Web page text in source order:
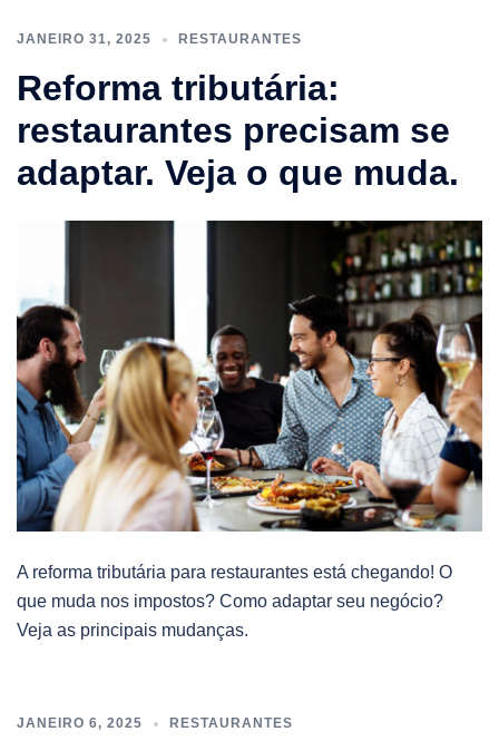
JANEIRO 31, 2025 RESTAURANTES
Reforma tributária:
restaurantes precisam se
adaptar. Veja o que muda.
A reforma tributária para restaurantes está chegando! O
que muda nos impostos? Como adaptar seu negócio?
Veja as principais mudanças.
JANEIRO 6, 2025 RESTAURANTES